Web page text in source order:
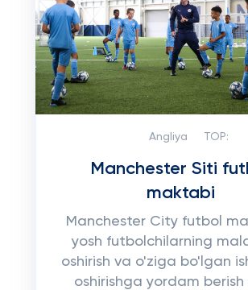
Angliya TOP:
Manchester Siti
maktabi
Manchester City futbol
yosh futbolchilarning
oshirish va o'ziga bo'lgan
oshirishga yordam